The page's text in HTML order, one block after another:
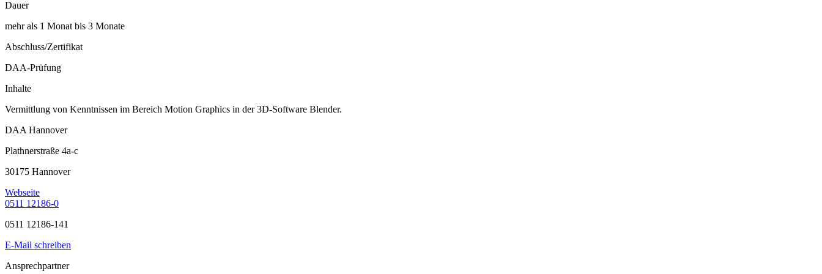
Dauer
mehr als 1 Monat bis 3 Monate
Abschluss/Zertifikat
DAA-Prüfung
Inhalte
Vermittlung von Kenntnissen im Bereich Motion Graphics in der 3D-Software Blender.
DAA Hannover
Plathnerstraße 4a-c
30175 Hannover
Webseite
0511 12186-0
0511 12186-141
E-Mail schreiben
Ansprechpartner